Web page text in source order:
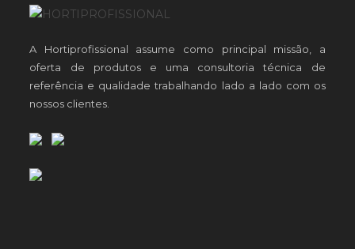
A Hortiprofissional assume como principal missão, a
oferta de produtos e uma consultoria técnica de
referência e qualidade trabalhando lado a lado com os
nossos clientes.